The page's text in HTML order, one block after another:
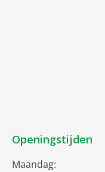
Openingstijden
Maandag: